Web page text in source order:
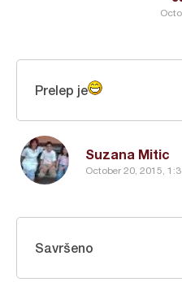
Suzana Mitic
October 20, 2015,
Prelep je
Savršeno